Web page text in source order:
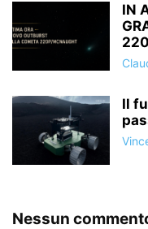
IN
Il
Nessun